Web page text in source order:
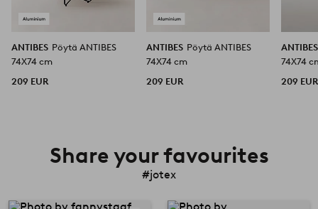
ANTIBES Pöytä ANTIBES
74X74 cm
209 EUR
ANTIBES Pöytä ANTIBES
74X74 cm
209 EUR
74X74
209 EUR
Share your favourites
#jotex